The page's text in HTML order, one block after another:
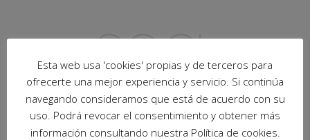
Esta web usa 'cookies' propias y de terceros para
ofrecerte una mejor experiencia y servicio. Si continúa
navegando consideramos que está de acuerdo con su
uso. Podrá revocar el consentimiento y obtener más
información consultando nuestra Política de cookies.